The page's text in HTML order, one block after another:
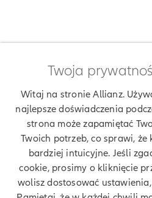
Twoja
Witaj na stronie Allianz.
najlepsze doświadczenia
strona może zapamiętać
Twoich potrzeb, co sprawi,
bardziej intuicyjne. Jeśli
cookie, prosimy o kliknięcie
wolisz dostosować